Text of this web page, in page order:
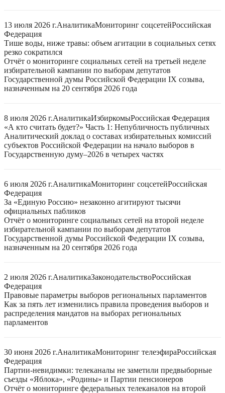
13 июля 2026 г.АналитикаМониторинг соцсетейРоссийская
Федерация
Тише воды, ниже травы: объем агитации в социальных сетях
резко сократился
Отчёт о мониторинге социальных сетей на третьей неделе
избирательной кампании по выборам депутатов
Государственной думы Российской Федерации IX созыва,
назначенным на 20 сентября 2026 года
8 июля 2026 г.АналитикаИзбиркомыРоссийская Федерация
«А кто считать будет?» Часть 1: Непубличность публичных
Аналитический доклад о составах избирательных комиссий
субъектов Российской Федерации на начало выборов в
Государственную думу–2026 в четырех частях
6 июля 2026 г.АналитикаМониторинг соцсетейРоссийская
Федерация
За «Единую Россию» незаконно агитируют тысячи
официальных пабликов
Отчёт о мониторинге социальных сетей на второй неделе
избирательной кампании по выборам депутатов
Государственной думы Российской Федерации IX созыва,
назначенным на 20 сентября 2026 года
2 июля 2026 г.АналитикаЗаконодательствоРоссийская
Федерация
Правовые параметры выборов региональных парламентов
Как за пять лет изменились правила проведения выборов и
распределения мандатов на выборах региональных
парламентов
30 июня 2026 г.АналитикаМониторинг телеэфираРоссийская
Федерация
Партии-невидимки: телеканалы не заметили предвыборные
съезды «Яблока», «Родины» и Партии пенсионеров
Отчёт о мониторинге федеральных телеканалов на второй